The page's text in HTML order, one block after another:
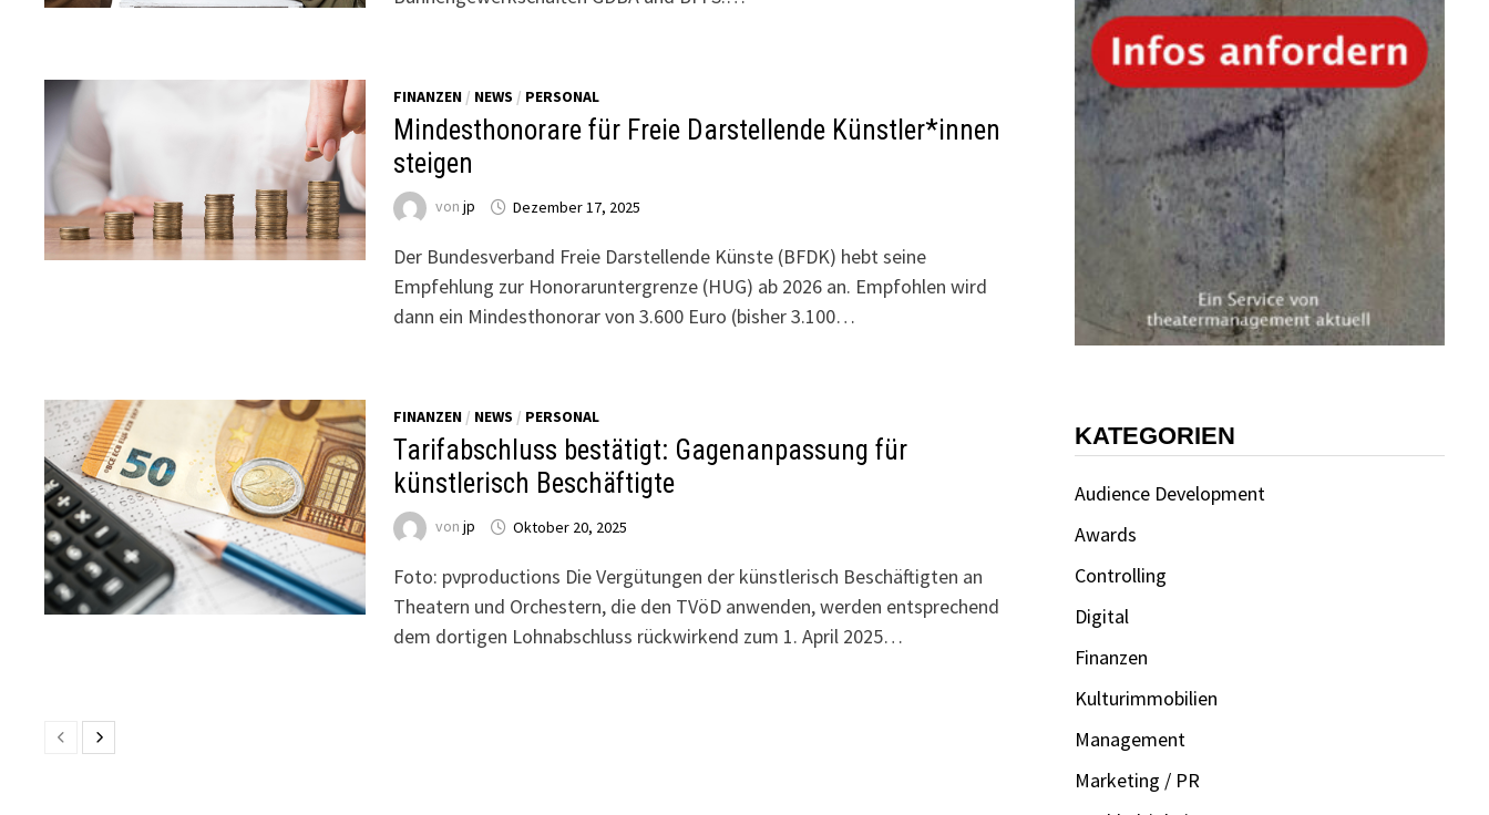
FINANZEN / NEWS / PERSONAL
Mindesthonorare für Freie Darstellende Künstler*innen
steigen
vonjp Dezember 17, 2025
Der Bundesverband Freie Darstellende Künste (BFDK) hebt seine
Empfehlung zur Honoraruntergrenze (HUG) ab 2026 an. Empfohlen wird
dann ein Mindesthonorar von 3.600 Euro (bisher 3.100…
FINANZEN / NEWS / PERSONAL
Tarifabschluss bestätigt: Gagenanpassung für
künstlerisch Beschäftigte
vonjp Oktober 20, 2025
Foto: pvproductions Die Vergütungen der künstlerisch Beschäftigten an
Theatern und Orchestern, die den TVöD anwenden, werden entsprechend
dem dortigen Lohnabschluss rückwirkend zum 1. April 2025…
KATEGORIEN
Audience Development
Awards
Controlling
Digital
Finanzen
Kulturimmobilien
Management
Marketing / PR